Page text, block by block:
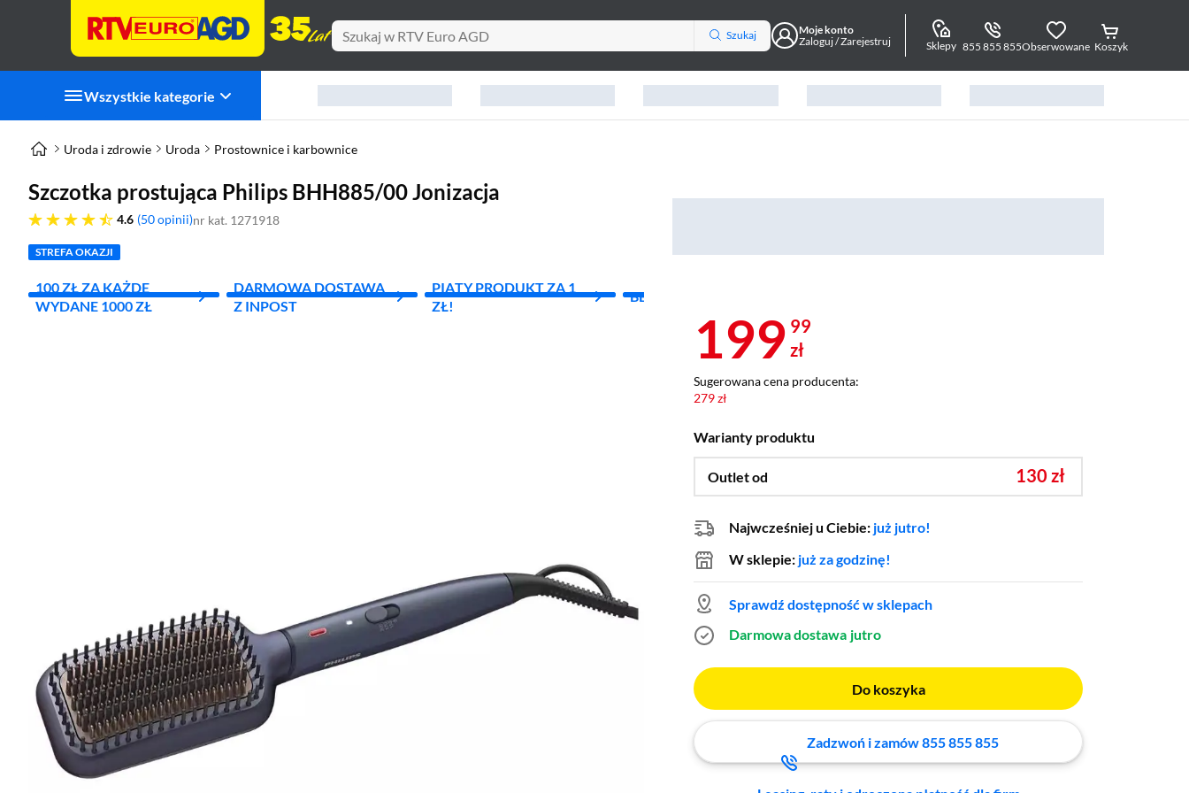
Szukaj
Moje konto
Zaloguj / Zarejestruj
Sklepy 855 855 855Obserwowane Koszyk
Wszystkie kategorie
Uroda i zdrowie Uroda Prostownice i karbownice
Szczotka prostująca Philips BHH885/00 Jonizacja
4.6
4.6 gwiazdek 50 opinii nr kat. 1271918
STREFA OKAZJI
100 ZŁ ZA KAŻDE
WYDANE 1000 ZŁ
DARMOWA DOSTAWA
Z INPOST
PIĄTY PRODUKT ZA 1
ZŁ!
BEZPIECZNY ZAKUP
199 99
zł
Sugerowana cena producenta:
279 zł
Warianty produktu
Outlet od 130 zł
Najwcześniej u Ciebie: już jutro!
W sklepie: już za godzinę!
Sprawdź dostępność w sklepach
Darmowa dostawa jutro
Do koszyka
Zadzwoń i zamów 855 855 855